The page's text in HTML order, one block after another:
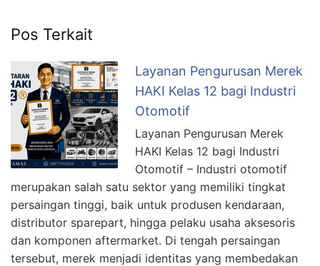
Pos Terkait
Layanan Pengurusan Merek
HAKI Kelas 12 bagi Industri
Otomotif
Layanan Pengurusan Merek
HAKI Kelas 12 bagi Industri
Otomotif – Industri otomotif
merupakan salah satu sektor yang memiliki tingkat
persaingan tinggi, baik untuk produsen kendaraan,
distributor sparepart, hingga pelaku usaha aksesoris
dan komponen aftermarket. Di tengah persaingan
tersebut, merek menjadi identitas yang membedakan